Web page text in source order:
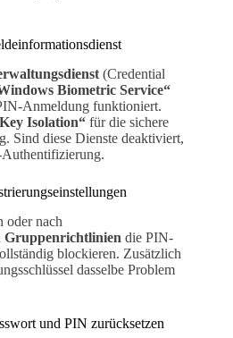
(Credential
Biometric Service“
Anmeldung funktioniert.
Isolation“ für die sichere
Sind diese Dienste deaktiviert,
oder nach
Gruppenrichtlinien die PIN-
blockieren. Zusätzlich
dasselbe Problem
und PIN zurücksetzen